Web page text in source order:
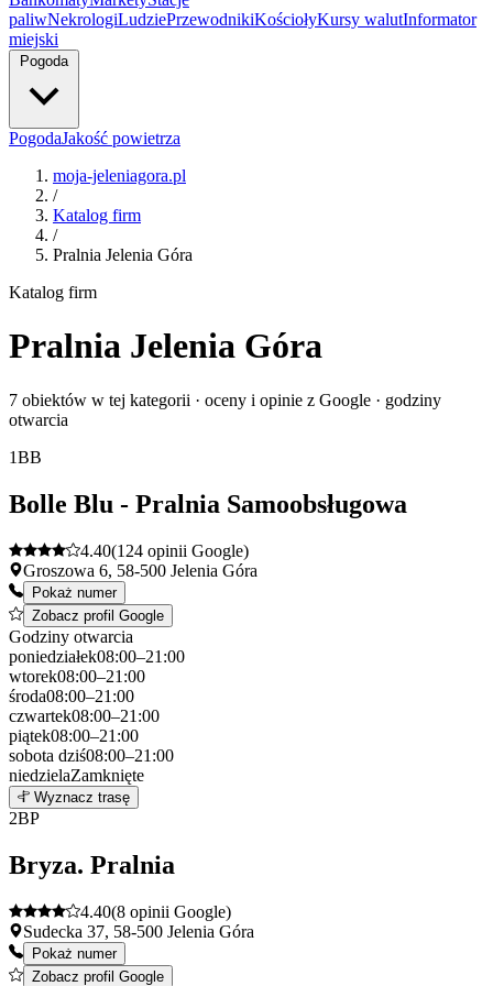
paliwNekrologiLudziePrzewodnikiKościołyKursy walutInformator
miejski
Pogoda
PogodaJakość powietrza
moja-jeleniagora.pl
/
Katalog firm
/
Pralnia Jelenia Góra
Katalog firm
Pralnia Jelenia Góra
7 obiektów w tej kategorii · oceny i opinie z Google · godziny
otwarcia
1BB
Bolle Blu - Pralnia Samoobsługowa
4.40(124 opinii Google)
Groszowa 6, 58-500 Jelenia Góra
Pokaż numer
Zobacz profil Google
Godziny otwarcia
poniedziałek08:00–21:00
wtorek08:00–21:00
środa08:00–21:00
czwartek08:00–21:00
piątek08:00–21:00
sobota dziś08:00–21:00
niedzielaZamknięte
+
Wyznacz trasę
2BP
Bryza. Pralnia
4.40(8 opinii Google)
Sudecka 37, 58-500 Jelenia Góra
Pokaż numer
Zobacz profil Google